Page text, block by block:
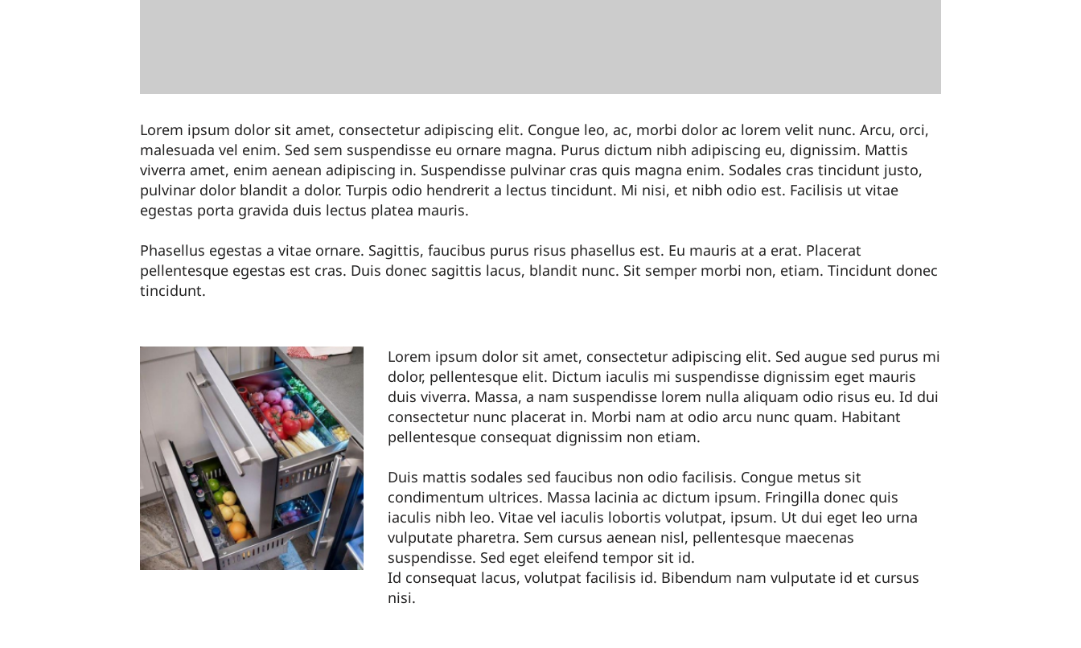
Lorem ipsum dolor sit amet, consectetur adipiscing elit. Congue leo, ac, morbi dolor ac lorem velit nunc. Arcu, orci,
malesuada vel enim. Sed sem suspendisse eu ornare magna. Purus dictum nibh adipiscing eu, dignissim. Mattis
viverra amet, enim aenean adipiscing in. Suspendisse pulvinar cras quis magna enim. Sodales cras tincidunt justo,
pulvinar dolor blandit a dolor. Turpis odio hendrerit a lectus tincidunt. Mi nisi, et nibh odio est. Facilisis ut vitae
egestas porta gravida duis lectus platea mauris.
Phasellus egestas a vitae ornare. Sagittis, faucibus purus risus phasellus est. Eu mauris at a erat. Placerat
pellentesque egestas est cras. Duis donec sagittis lacus, blandit nunc. Sit semper morbi non, etiam. Tincidunt donec
tincidunt.
Lorem ipsum dolor sit amet, consectetur adipiscing elit. Sed augue sed purus mi
dolor, pellentesque elit. Dictum iaculis mi suspendisse dignissim eget mauris
duis viverra. Massa, a nam suspendisse lorem nulla aliquam odio risus eu. Id dui
consectetur nunc placerat in. Morbi nam at odio arcu nunc quam. Habitant
pellentesque consequat dignissim non etiam.
Duis mattis sodales sed faucibus non odio facilisis. Congue metus sit
condimentum ultrices. Massa lacinia ac dictum ipsum. Fringilla donec quis
iaculis nibh leo. Vitae vel iaculis lobortis volutpat, ipsum. Ut dui eget leo urna
vulputate pharetra. Sem cursus aenean nisl, pellentesque maecenas
suspendisse. Sed eget eleifend tempor sit id.
Id consequat lacus, volutpat facilisis id. Bibendum nam vulputate id et cursus
nisi.